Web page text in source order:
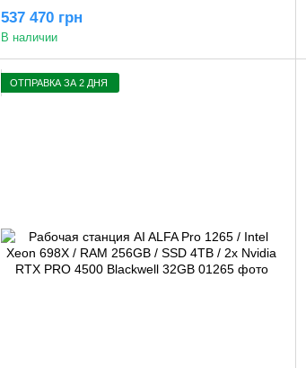
537 470 грн
В наличии
ОТПРАВКА ЗА 2 ДНЯ